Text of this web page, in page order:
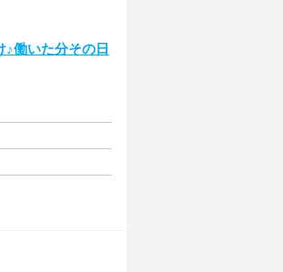
働いた分その日